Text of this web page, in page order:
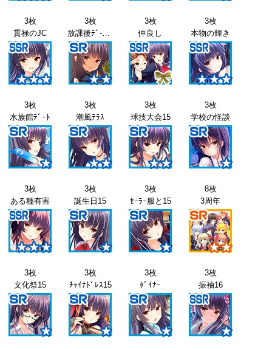
3枚
貫禄のJC
3枚
放課後ﾃﾞ-ﾄ15
3枚
仲良し
3枚
本物の輝き
3枚
水族館ﾃﾞｰﾄ
3枚
潮風ﾃﾗｽ
3枚
球技大会15
3枚
学校の怪談
3枚
ある種有害
3枚
誕生日15
3枚
ｾｰﾗｰ服と15
8枚
3周年
3枚
文化祭15
3枚
ﾁｬｲﾅﾄﾞﾚｽ15
3枚
ﾀﾞｲﾅｰ
3枚
振袖16